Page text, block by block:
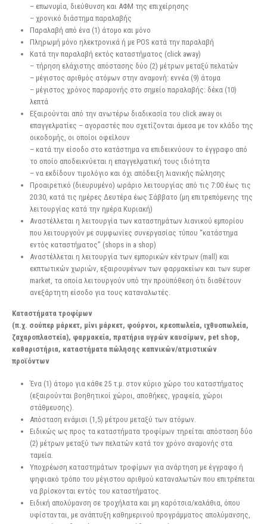
– επωνυμία, διεύθυνση και ΑΦΜ της επιχείρησης
– χρονικό διάστημα παραλαβής
Παραλαβή από ένα (1) άτομο και μόνο
Πληρωμή μόνο ηλεκτρονικά ή με POS κατά την παραλαβή
Κατά την παραλαβή εκτός καταστήματος (click away)
– τήρηση ελάχιστης απόστασης δύο (2) μέτρων μεταξύ πελατών
– μέγιστος αριθμός ατόμων στην αναμονή: εννέα (9) άτομα
– μέγιστος χρόνος παραμονής στο σημείο παραλαβής: δέκα (10)
λεπτά
Εξαιρούνται από την ανωτέρω διαδικασία του click away οι
επαγγελματίες – αγοραστές που σχετίζονται άμεσα με τον κλάδο της
οικοδομής, οι οποίοι οφείλουν
– κατά την είσοδο στο κατάστημα να επιδεικνύουν το έγγραφο από
το οποίο αποδεικνύεται η επαγγελματική τους ιδιότητα
– να εκδίδουν τιμολόγιο και όχι απόδειξη λιανικής πώλησης
Προαιρετικό (διευρυμένο) ωράριο λειτουργίας από τις 7:00 έως τις
20:30, κατά τις ημέρες Δευτέρα έως Σάββατο (μη επιτρεπόμενης της
λειτουργίας κατά την ημέρα Κυριακή)
Αναστέλλεται η λειτουργία των καταστημάτων λιανικού εμπορίου
που λειτουργούν με συμφωνίες συνεργασίας τύπου “κατάστημα
εντός καταστήματος” (shops in a shop)
Αναστέλλεται η λειτουργία των εμπορικών κέντρων (mall) και
εκπτωτικών χωριών, εξαιρουμένων των φαρμακείων και των super
market, τα οποία λειτουργούν υπό την προϋπόθεση ότι διαθέτουν
ανεξάρτητη είσοδο για τους καταναλωτές.
Καταστήματα τροφίμων
(π.χ. σούπερ μάρκετ, μίνι μάρκετ, φούρνοι, κρεοπωλεία, ιχθυοπωλεία,
ζαχαροπλαστεία), φαρμακεία, πρατήρια υγρών καυσίμων, pet shop,
καθαριστήρια, καταστήματα πώλησης καπνικών/ατμιστικών
προϊόντων
Ένα (1) άτομο για κάθε 25 τ.μ. στον κύριο χώρο του καταστήματος
(εξαιρούνται βοηθητικοί χώροι, αποθήκες, γραφεία, χώροι
στάθμευσης).
Απόσταση ενάμισι (1,5) μέτρου μεταξύ των ατόμων.
Ειδικώς ως προς τα καταστήματα τροφίμων τηρείται απόσταση δύο
(2) μέτρων μεταξύ των πελατών κατά τον χρόνο αναμονής στα
ταμεία.
Υποχρέωση καταστημάτων τροφίμων για ανάρτηση με έγγραφο ή
ψηφιακό τρόπο του μέγιστου αριθμού καταναλωτών που επιτρέπεται
να βρίσκονται εντός του καταστήματος.
Ειδική απολύμανση σε τροχήλατα και μη καρότσια/καλάθια, όπου
υφίστανται, με ανάπτυξη καθημερινού προγράμματος απολύμανσης,